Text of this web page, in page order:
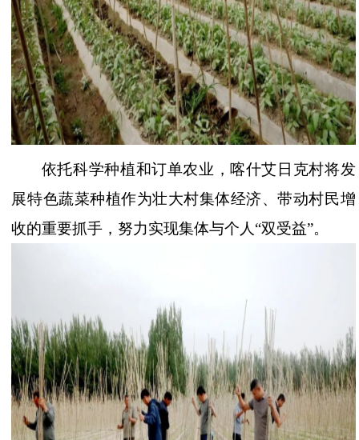
依托科学种植和订单农业，喀什艾日克村将发
展特色蔬菜种植作为壮大村集体经济、带动村民增
收的重要抓手，努力实现集体与个人 “双受益”。